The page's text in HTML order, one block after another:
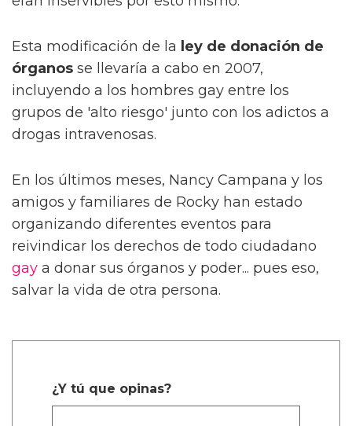
Esta modificación de la ley de donación de
órganos se llevaría a cabo en 2007,
incluyendo a los hombres gay entre los
grupos de 'alto riesgo' junto con los adictos a
drogas intravenosas.
En los últimos meses, Nancy Campana y los
amigos y familiares de Rocky han estado
organizando diferentes eventos para
reivindicar los derechos de todo ciudadano
gay a donar sus órganos y poder... pues eso,
salvar la vida de otra persona.
¿Y tú que opinas?